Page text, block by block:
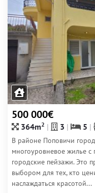
500 000€
364m2 3 5
В районе Поповичи
многоуровневое жилье
городские пейзажи. Это
выбором для тех, кто
наслаждаться красотой...